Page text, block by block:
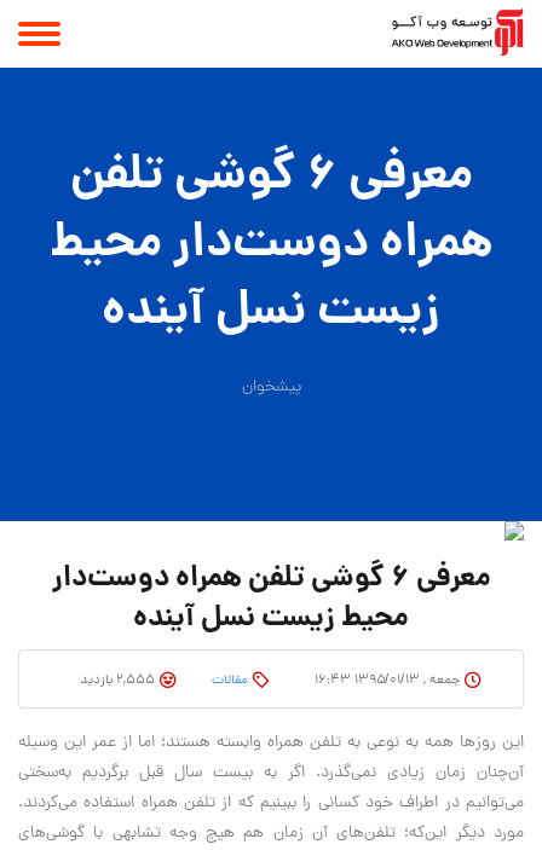
معرفی 6 گوشی تلفن
همراه دوست‌دار محیط
زیست نسل آینده
پیشخوان
معرفی 6 گوشی تلفن همراه دوست‌دار
محیط زیست نسل آینده
جمعه , ۱۳۹۵/۰۱/۱۳ ۱۶:۴۳ مقالات
این روزها همه به نوعی به تلفن همراه وابسته هستند؛ اما از عمر این وسیله
آن‌چنان زمان زیادی نمی‌گذرد. اگر به بیست سال قبل برگردیم به‌سختی
می‌توانیم در اطراف خود کسانی را ببینیم که از تلفن همراه استفاده می‌کردند.
مورد دیگر این‌که؛ تلفن‌های آن زمان هم هیچ وجه تشابهی با گوشی‌های